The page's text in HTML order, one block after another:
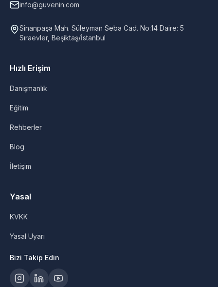
info@guvenin.com
Sinanpaşa Mah. Süleyman Seba Cad. No:14 Daire: 5
Sıraevler, Beşiktaş/İstanbul
Hızlı Erişim
Danışmanlık
Eğitim
Rehberler
Blog
İletişim
Yasal
KVKK
Yasal Uyarı
Bizi Takip Edin